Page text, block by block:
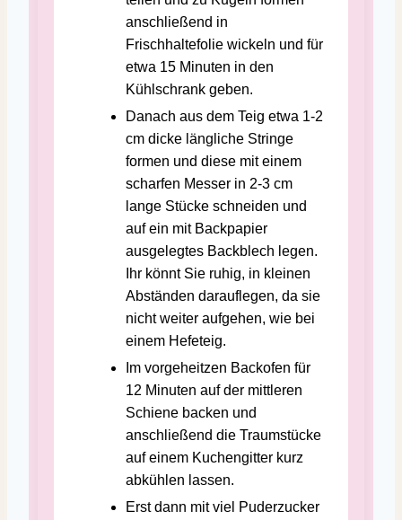
anschließend in
Frischhaltefolie wickeln und für
etwa 15 Minuten in den
Kühlschrank geben.
Danach aus dem Teig etwa 1-2
cm dicke längliche Stringe
formen und diese mit einem
scharfen Messer in 2-3 cm
lange Stücke schneiden und
auf ein mit Backpapier
ausgelegtes Backblech legen.
Ihr könnt Sie ruhig, in kleinen
Abständen darauflegen, da sie
nicht weiter aufgehen, wie bei
einem Hefeteig.
Im vorgeheitzen Backofen für
12 Minuten auf der mittleren
Schiene backen und
anschließend die Traumstücke
auf einem Kuchengitter kurz
abkühlen lassen.
Erst dann mit viel Puderzucker